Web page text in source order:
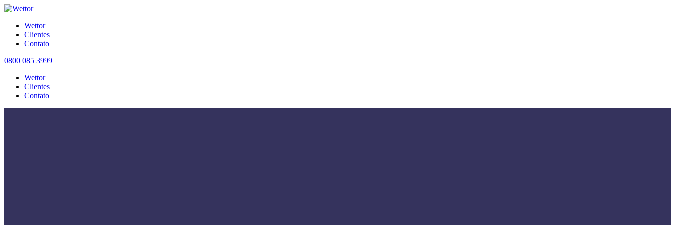
Wettor
Clientes
Contato
0800 085 3999
Wettor
Clientes
Contato